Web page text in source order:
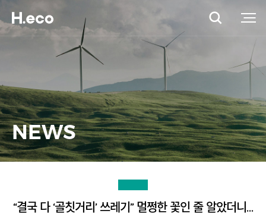
NEWS
“결국 다 ‘골칫거리’ 쓰레기” 멀쩡한 꽃인 줄 알았더니…